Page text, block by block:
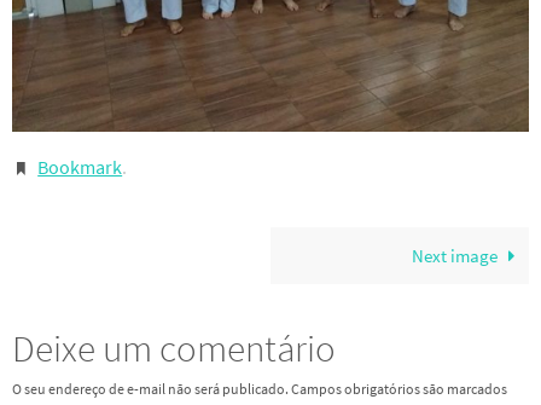
Bookmark.
Next image
Deixe um comentário
O seu endereço de e-mail não será publicado. Campos obrigatórios são marcados